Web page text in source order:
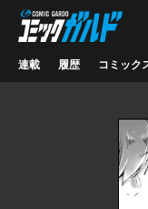
コミックガル
連載 履歴 コミック